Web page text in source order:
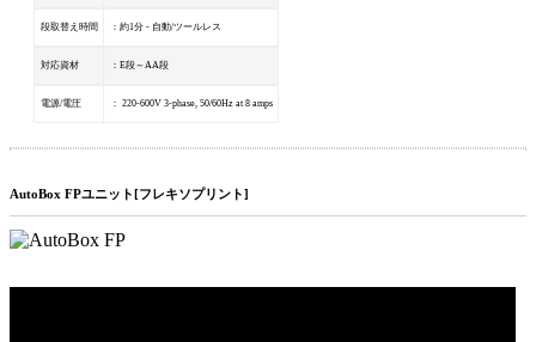
段取替え時間 ：約1分 - 自動/ツールレス
対応資材 ：E段～AA段
電源/電圧 ： 220-600V 3-phase, 50/60Hz at 8 amps
AutoBox FPユニット[フレキソプリント]